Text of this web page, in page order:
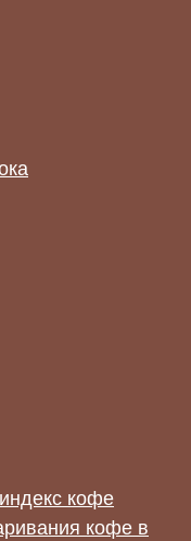
кофе
кофе в